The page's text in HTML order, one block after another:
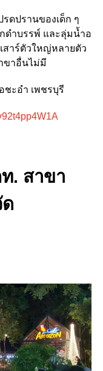
ดปรานของเด็ก ๆ
ดำบรรพ์ และลุ่มน้ำอ
สาร์ตัวใหญ่หลายตัว
ขาอื่นไม่มี
ชะอำ เพชรบุรี
. สาขา